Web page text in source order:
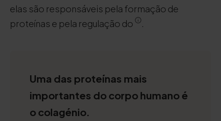
elas são responsáveis pela formação de
proteínas e pela regulação do
.
Uma das proteínas mais
importantes do corpo humano é
o colagénio.